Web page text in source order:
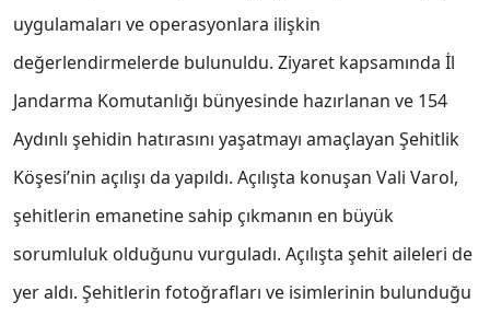
uygulamaları ve operasyonlara ilişkin
değerlendirmelerde bulunuldu. Ziyaret kapsamında İl
Jandarma Komutanlığı bünyesinde hazırlanan ve 154
Aydınlı şehidin hatırasını yaşatmayı amaçlayan Şehitlik
Köşesi’nin açılışı da yapıldı. Açılışta konuşan Vali Varol,
şehitlerin emanetine sahip çıkmanın en büyük
sorumluluk olduğunu vurguladı. Açılışta şehit aileleri de
yer aldı. Şehitlerin fotoğrafları ve isimlerinin bulunduğu